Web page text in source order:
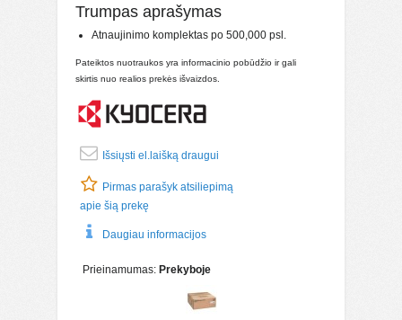
Trumpas aprašymas
Atnaujinimo komplektas po 500,000 psl.
Pateiktos nuotraukos yra informacinio pobūdžio ir gali
skirtis nuo realios prekės išvaizdos.
Išsiųsti el.laišką draugui
Pirmas parašyk atsiliepimą
apie šią prekę
Daugiau informacijos
Prieinamumas: Prekyboje